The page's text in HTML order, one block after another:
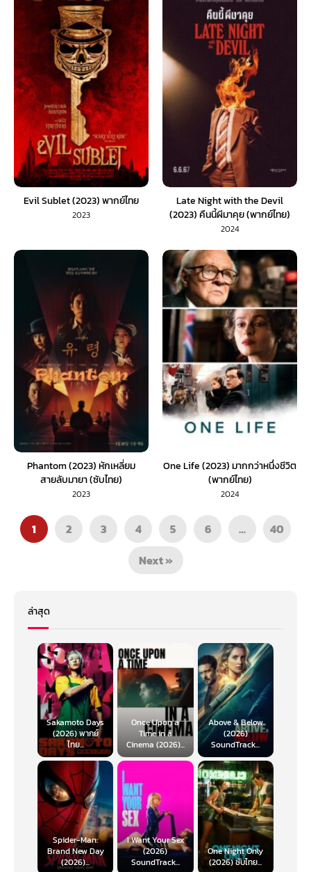
Evil Sublet (2023) พากย์ไทย
2023
Late Night with the Devil
(2023) คืนนี้ผีมาคุย (พากย์ไทย)
2024
Phantom (2023) หักเหลี่ยม
สายลับมายา (ซับไทย)
2023
One Life (2023) มากกว่าหนึ่งชีวิต
(พากย์ไทย)
2024
1 2 3 4 5 6 …
40
Next »
ล่าสุด
Sakamoto Days
(2026) พากย์
ไทย...
Once Upon a
Time in a
Cinema (2026)...
Above & Below
(2026)
SoundTrack...
Spider-Man:
Brand New Day
(2026)...
I Want Your Sex
(2026)
SoundTrack...
One Night Only
(2026) ซับไทย...